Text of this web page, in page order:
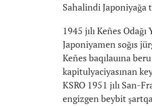
Sahalindi Japoniyağa
1945 jılı Keñes
Japoniyamen soğıs
Keñes baqılauına
kapitulyaciyasınan
KSRO 1951 jılı San-
engizgen beybit